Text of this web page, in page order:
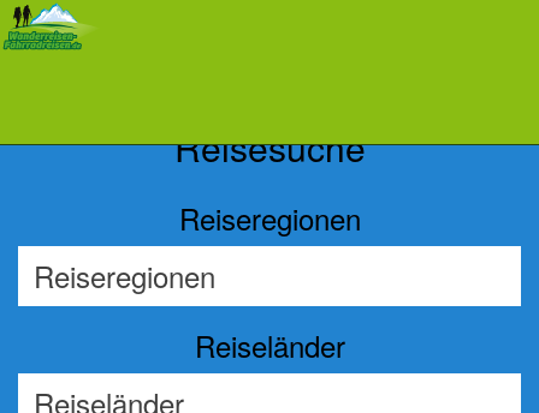
Reisesuche
Reiseregionen
Reiseländer